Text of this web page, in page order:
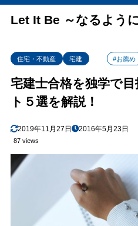
Let It Be ～なるよう
住宅・不動産 宅建 #お薦め
宅建士合格を独学で
ト５選を解説！
2019年11月27日 2016年5月23日
87 views